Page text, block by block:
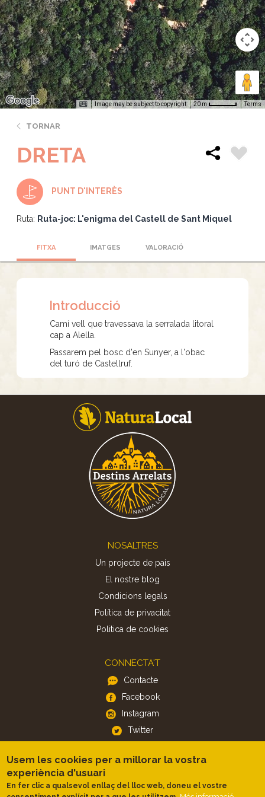
Image may be subject to copyright 20 m Terms
TORNAR
DRETA
PUNT D'INTERÈS
Ruta: Ruta-joc: L'enigma del Castell de Sant Miquel
FITXA IMATGES VALORACIÓ
Introducció
Camí vell que travessava la serralada litoral
cap a Alella.
Passarem pel bosc d'en Sunyer, a l'obac
del turó de Castellruf.
NOSALTRES
Un projecte de país
El nostre blog
Condicions legals
Política de privacitat
Politica de cookies
CONNECTA'T
Contacte
Facebook
Instagram
Twitter
APP
iOS
Usem les cookies per a millorar la vostra
experiència d'usuari
En fer clic a qualsevol enllaç del lloc web, doneu el vostre